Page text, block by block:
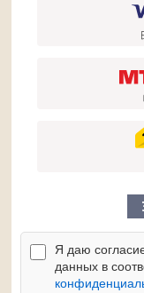
Я даю
данных в